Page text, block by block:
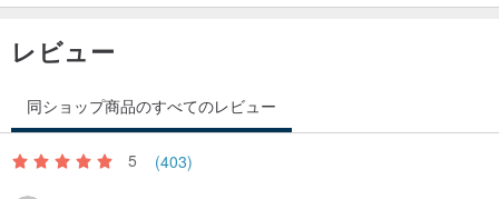
レビュー
同ショップ商品のすべてのレビュー
5 (403)